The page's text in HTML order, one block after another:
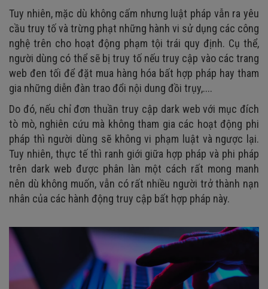
Tuy nhiên, mặc dù không cấm nhưng luật pháp vẫn ra yêu
cầu truy tố và trừng phạt những hành vi sử dụng các công
nghệ trên cho hoạt động phạm tội trái quy định. Cụ thể,
người dùng có thể sẽ bị truy tố nếu truy cập vào các trang
web đen tối để đặt mua hàng hóa bất hợp pháp hay tham
gia những diễn đàn trao đổi nội dung đồi trụy,....
Do đó, nếu chỉ đơn thuần truy cập dark web với mục đích
tò mò, nghiên cứu mà không tham gia các hoạt động phi
pháp thì người dùng sẽ không vi phạm luật và ngược lại.
Tuy nhiên, thực tế thì ranh giới giữa hợp pháp và phi pháp
trên dark web được phân làn một cách rất mong manh
nên dù không muốn, vẫn có rất nhiều người trở thành nạn
nhân của các hành động truy cập bất hợp pháp này.